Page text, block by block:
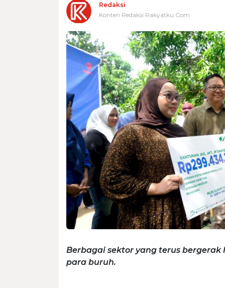
Redaksi
Konten Redaksi Rakyatku.Com
Berbagai sektor yang terus
para buruh.